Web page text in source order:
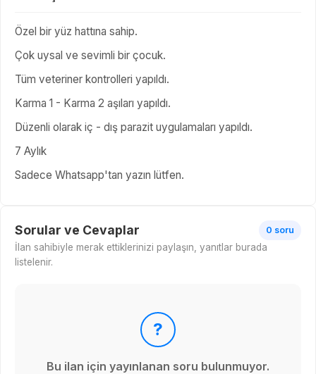
Özel bir yüz hattına sahip.
Çok uysal ve sevimli bir çocuk.
Tüm veteriner kontrolleri yapıldı.
Karma 1 - Karma 2 aşıları yapıldı.
Düzenli olarak iç - dış parazit uygulamaları yapıldı.
7 Aylık
Sadece Whatsapp'tan yazın lütfen.
Sorular ve Cevaplar 0 soru
İlan sahibiyle merak ettiklerinizi paylaşın, yanıtlar burada
listelenir.
?
Bu ilan için yayınlanan soru bulunmuyor.